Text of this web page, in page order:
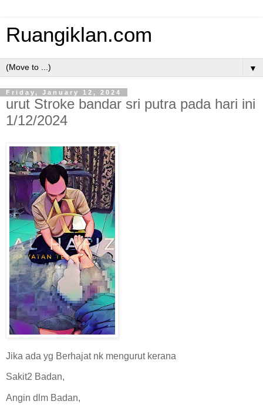
Ruangiklan.com
▼
Friday, January 12, 2024
urut Stroke bandar sri putra pada hari ini
1/12/2024
Jika ada yg Berhajat nk mengurut kerana
Sakit2 Badan,
Angin dlm Badan,